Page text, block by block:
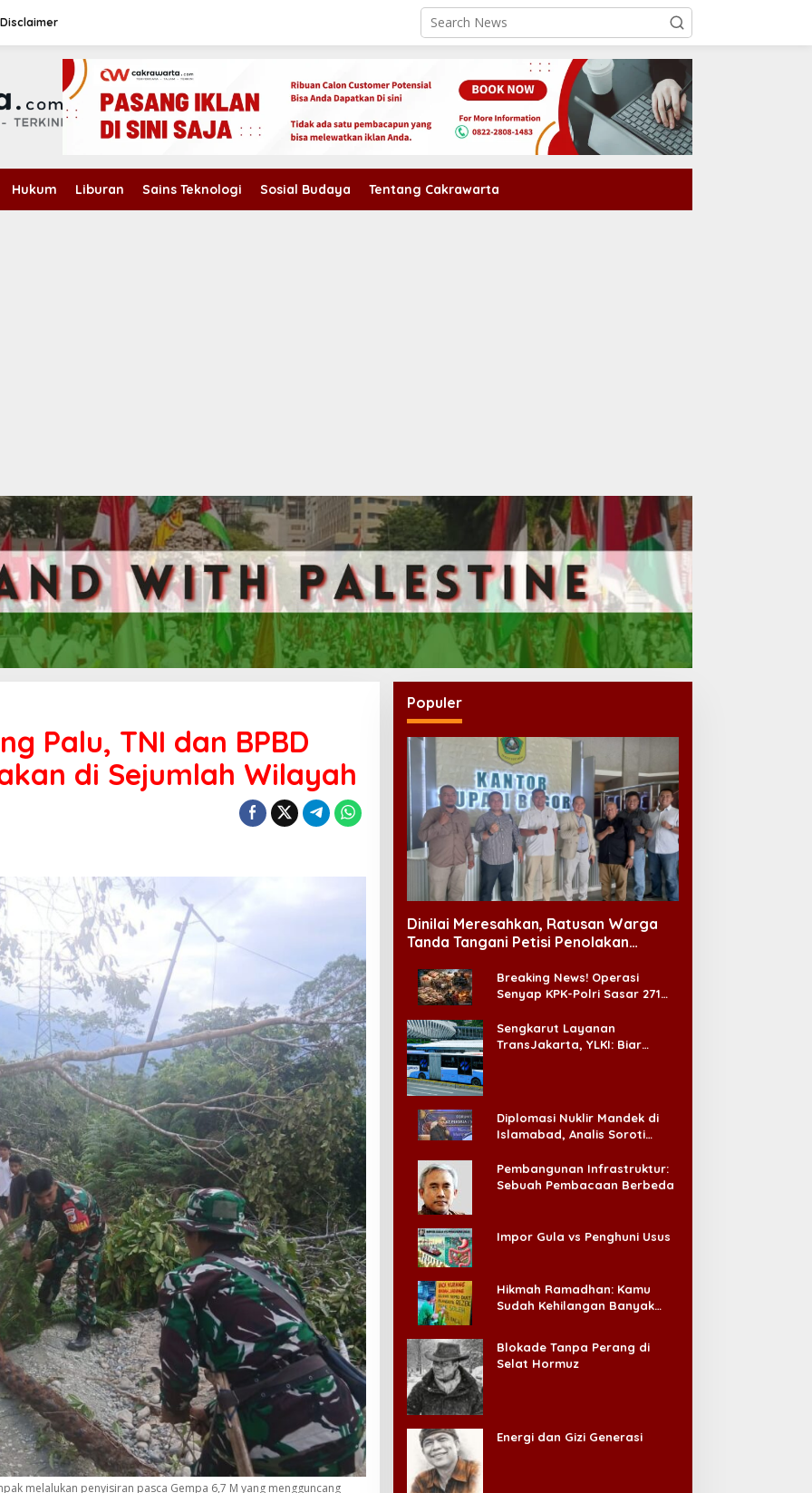
Disclaimer
Hukum Liburan Sains Teknologi Sosial Budaya Tentang Cakrawarta
Palu, TNI dan BPBD
di Sejumlah Wilayah
melalukan penyisiran pasca Gempa 6,7 M yang mengguncang
Populer
Dinilai Meresahkan, Ratusan Warga
Tanda Tangani Petisi Penolakan
Breaking News! Operasi
Senyap KPK-Polri Sasar 271
Ada ‘Badai Pemeriksaan’
Sengkarut Layanan
TransJakarta, YLKI: Biar
Diplomasi Nuklir Mandek di
Islamabad, Analis Soroti
Pembangunan Infrastruktur:
Sebuah Pembacaan Berbeda
Impor Gula vs Penghuni Usus
Hikmah Ramadhan: Kamu
Sudah Kehilangan Banyak
Blokade Tanpa Perang di
Selat Hormuz
Energi dan Gizi Generasi